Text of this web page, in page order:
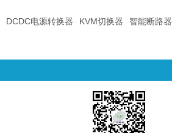
DCDC电源转换器 KVM切换器 智能断路器